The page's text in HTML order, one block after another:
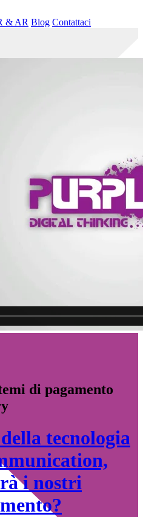
& AR Blog Contattaci
di pagamento
tecnologia
i nostri